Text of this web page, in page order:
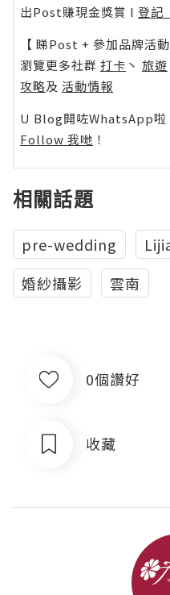
出Post賺現金獎賞 l 登記
【 睇Post + 參加品牌活動
瀏覽更多社群 打卡 丶 旅遊
攻略及 活動情報
U Blog開咗WhatsApp啦
Follow 我哋 ！
相關話題
pre-wedding
婚紗攝影
雲南
0個讚好
收藏